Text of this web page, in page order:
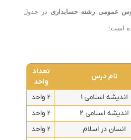
عمومی رشته حسابداری در جدول
است:
نام درس
تعداد
واحد
اندیشه اسلامی ۱
۲ واحد
اندیشه اسلامی ۲
۲ واحد
انسان در اسلام
۲ واحد